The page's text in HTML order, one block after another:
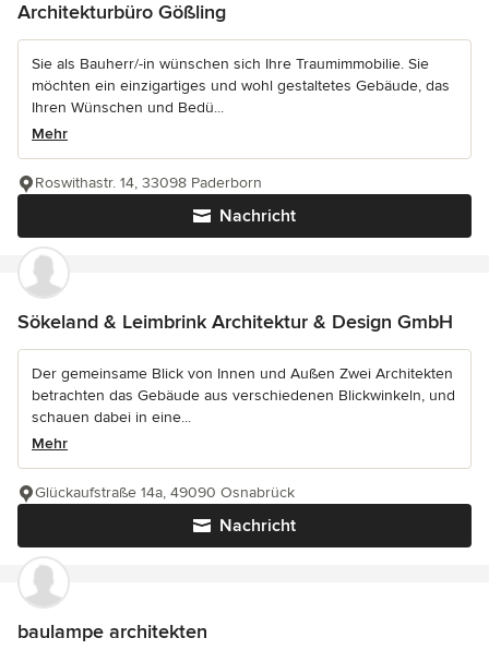
Architekturbüro Gößling
Sie als Bauherr/-in wünschen sich Ihre Traumimmobilie. Sie
möchten ein einzigartiges und wohl gestaltetes Gebäude, das
Ihren Wünschen und Bedü...
Mehr
Nachricht
Roswithastr. 14, 33098 Paderborn
Sökeland & Leimbrink Architektur & Design GmbH
Der gemeinsame Blick von Innen und Außen Zwei Architekten
betrachten das Gebäude aus verschiedenen Blickwinkeln, und
schauen dabei in eine...
Mehr
Nachricht
Glückaufstraße 14a, 49090 Osnabrück
baulampe architekten